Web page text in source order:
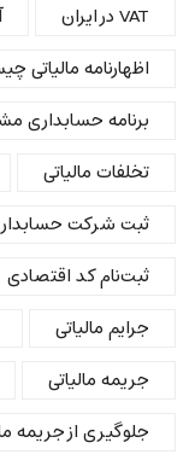
VAT در ایران
اظهارنامه مالیاتی
برنامه حسابداری
تخلفات مالیاتی
ثبت شرکت
ثبت‌نام کد اقتصادی
جرایم مالیاتی
جریمه مالیاتی
جلوگیری از جریمه